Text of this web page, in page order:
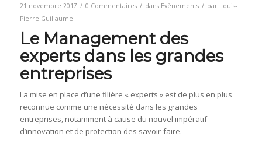
21 novembre 2017 / 0 Commentaires / dans Evènements / par Louis-
Pierre Guillaume
Le Management des
experts dans les grandes
entreprises
La mise en place d’une filière « experts » est de plus en plus
reconnue comme une nécessité dans les grandes
entreprises, notamment à cause du nouvel impératif
d’innovation et de protection des savoir-faire.